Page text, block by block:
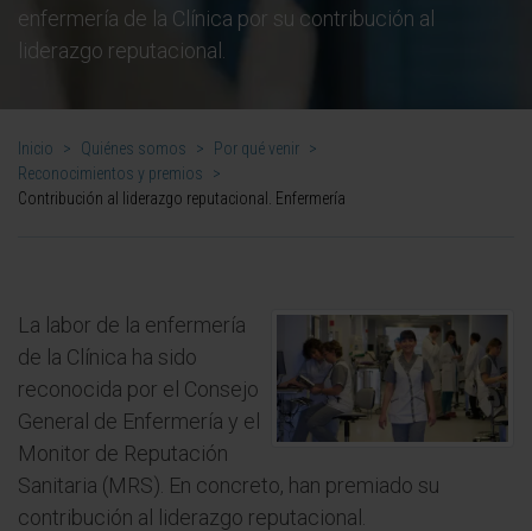
enfermería de la Clínica por su contribución al
liderazgo reputacional.
Inicio > Quiénes somos > Por qué venir >
Reconocimientos y premios
>
Contribución al liderazgo reputacional. Enfermería
La labor de la enfermería
de la Clínica ha sido
reconocida por el Consejo
General de Enfermería y el
Monitor de Reputación
Sanitaria (MRS). En concreto, han premiado su
contribución al liderazgo reputacional.